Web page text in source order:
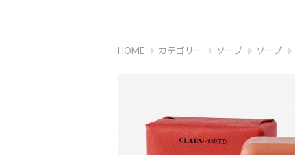
HOME カテゴリー ソープ ソープ